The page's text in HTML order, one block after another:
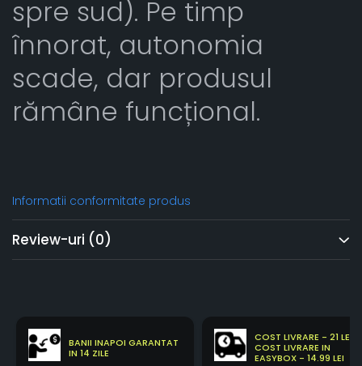
spre sud). Pe timp
înnorat, autonomia
scade, dar produsul
rămâne funcțional.
Informatii conformitate produs
Review-uri (0)
BANII INAPOI GARANTAT
IN 14 ZILE
COST LIVRARE - 21 LEI
COST LIVRARE IN
EASYBOX - 14.99 LEI